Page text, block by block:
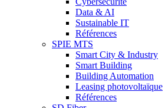
Data & AI
Sustainable IT
Références
SPIE MTS
Smart City & Industry
Smart Building
Building Automation
Leasing photovoltaïque
Références